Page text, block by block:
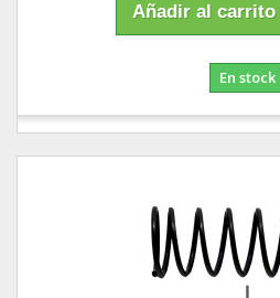
Añadir al carrito
En stock